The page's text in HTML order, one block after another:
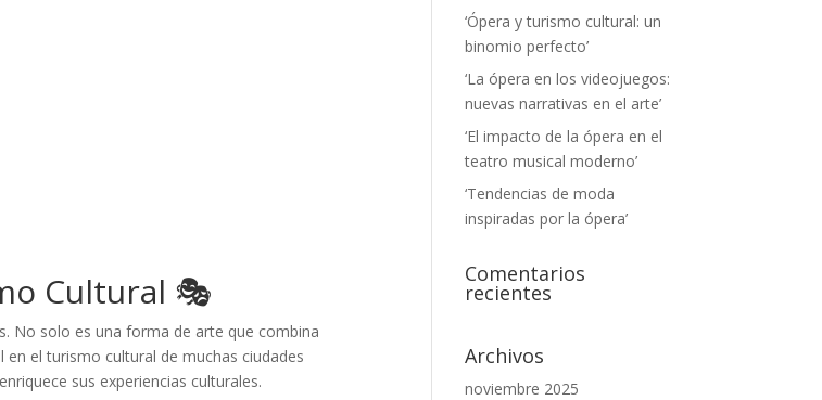
Cultural 🎭
No solo es una forma de arte que combina
el turismo cultural de muchas ciudades
sus experiencias culturales.
‘Ópera y turismo cultural: un
binomio perfecto’
‘La ópera en los videojuegos:
nuevas narrativas en el arte’
‘El impacto de la ópera en el
teatro musical moderno’
‘Tendencias de moda
inspiradas por la ópera’
Comentarios
recientes
Archivos
noviembre 2025